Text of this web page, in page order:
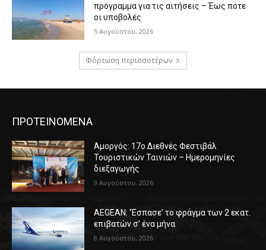
πρόγραμμα για τις αιτήσεις – Έως πότε
οι υποβολές
5 Αυγούστου, 2026
Φόρτωση περισσοτέρων
ΠΡΟΤΕΙΝΟΜΕΝΑ
Αμοργός: 17ο Διεθνές Φεστιβάλ
Τουριστικών Ταινιών – Ημερομηνίες
διεξαγωγής
9 Αυγούστου, 2026
AEGEAN: ‘Έσπασε’ το φράγμα των 2 εκατ.
επιβατών σ’ ένα μήνα
8 Αυγούστου, 2026